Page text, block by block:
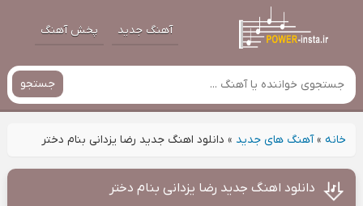
آهنگ جدید پخش آهنگ
جستجو
خانه»آهنگ های جدید » دانلود اهنگ جدید رضا یزدانی بنام دختر
دانلود اهنگ جدید رضا یزدانی بنام دختر